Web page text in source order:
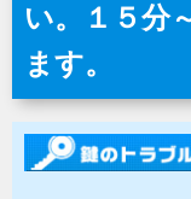
い。１５分
ます。